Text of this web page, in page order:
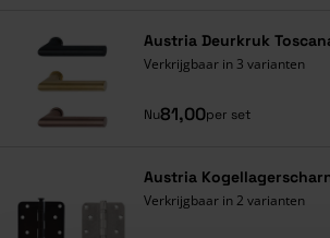
Austria Deurkruk
Verkrijgbaar in 3 varianten
Nu81,00per set
Austria
Verkrijgbaar in 2 varianten